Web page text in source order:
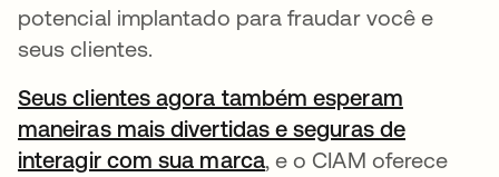
potencial implantado para fraudar você e
seus clientes.
Seus clientes agora também esperam
maneiras mais divertidas e seguras de
interagir com sua marcaabre em uma nova
, e o CIAM oferece